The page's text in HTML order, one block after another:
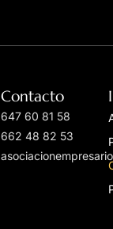
Contacto
647 60 81 58
662 48 82 53